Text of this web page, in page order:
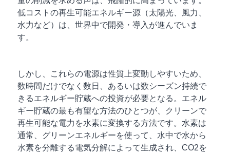
低コストの再生可能エネルギー源（太陽光、風力、
水力など）は、世界中で開発・導入が進んでいま
す。
しかし、これらの電源は性質上変動しやすいため、
数時間だけでなく数日、あるいは数シーズン持続で
きるエネルギー貯蔵への投資が必要となる。エネル
ギー貯蔵の最も有望な方法のひとつが、クリーンで
再生可能な電力を水素に変換する方法です。水素は
通常、グリーンエネルギーを使って、水中で水から
水素を分離する電気分解によって生成され、CO2を